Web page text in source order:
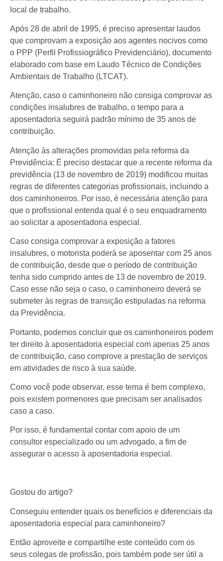
local de trabalho.
Após 28 de abril de 1995, é preciso apresentar laudos
que comprovam a exposição aos agentes nocivos como
o PPP (Perfil Profissiográfico Previdenciário), documento
elaborado com base em Laudo Técnico de Condições
Ambientais de Trabalho (LTCAT).
Atenção, caso o caminhoneiro não consiga comprovar as
condições insalubres de trabalho, o tempo para a
aposentadoria seguirá padrão mínimo de 35 anos de
contribuição.
Atenção às alterações promovidas pela reforma da
Previdência: É preciso destacar que a recente reforma da
previdência (13 de novembro de 2019) modificou muitas
regras de diferentes categorias profissionais, incluindo a
dos caminhoneiros. Por isso, é necessária atenção para
que o profissional entenda qual é o seu enquadramento
ao solicitar a aposentadoria especial.
Caso consiga comprovar a exposição a fatores
insalubres, o motorista poderá se aposentar com 25 anos
de contribuição, desde que o período de contribuição
tenha sido cumprido antes de 13 de novembro de 2019.
Caso esse não seja o caso, o caminhoneiro deverá se
submeter às regras de transição estipuladas na reforma
da Previdência.
Portanto, podemos concluir que os caminhoneiros podem
ter direito à aposentadoria especial com apenas 25 anos
de contribuição, caso comprove a prestação de serviços
em atividades de risco à sua saúde.
Como você pode observar, esse tema é bem complexo,
pois existem pormenores que precisam ser analisados
caso a caso.
Por isso, é fundamental contar com apoio de um
consultor especializado ou um advogado, a fim de
assegurar o acesso à aposentadoria especial.
Gostou do artigo?
Conseguiu entender quais os benefícios e diferenciais da
aposentadoria especial para caminhoneiro?
Então aproveite e compartilhe este conteúdo com os
seus colegas de profissão, pois também pode ser útil a